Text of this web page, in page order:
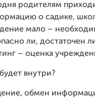
родителям
о садике,
мало –
ли, достаточен
– оценка
внутри?
обмен